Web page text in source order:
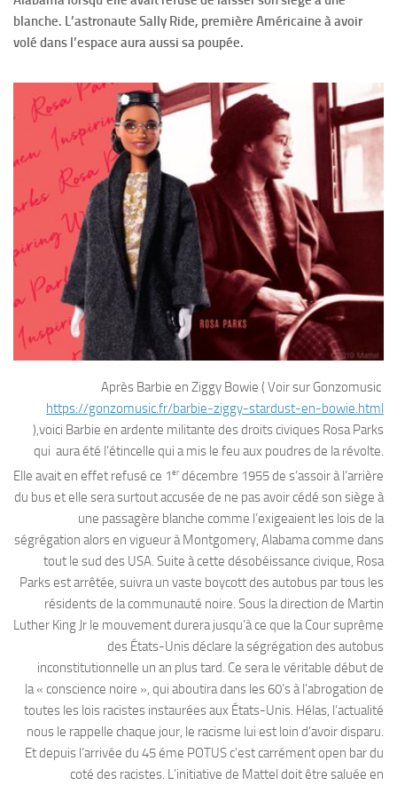
blanche. L’astronaute Sally Ride, première Américaine à avoir
volé dans l’espace aura aussi sa poupée.
Après Barbie en Ziggy Bowie ( Voir sur Gonzomusic
https://gonzomusic.fr/barbie-ziggy-stardust-en-bowie.html
),voici Barbie en ardente militante des droits civiques Rosa Parks
qui aura été l’étincelle qui a mis le feu aux poudres de la révolte.
Elle avait en effet refusé ce 1er décembre 1955 de s’assoir à l’arrière
du bus et elle sera surtout accusée de ne pas avoir cédé son siège à
une passagère blanche comme l’exigeaient les lois de la
ségrégation alors en vigueur à Montgomery, Alabama comme dans
tout le sud des USA. Suite à cette désobéissance civique, Rosa
Parks est arrêtée, suivra un vaste boycott des autobus par tous les
résidents de la communauté noire. Sous la direction de Martin
Luther King Jr le mouvement durera jusqu’à ce que la Cour suprême
des États-Unis déclare la ségrégation des autobus
inconstitutionnelle un an plus tard. Ce sera le véritable début de
la « conscience noire », qui aboutira dans les 60’s à l’abrogation de
toutes les lois racistes instaurées aux États-Unis. Hélas, l’actualité
nous le rappelle chaque jour, le racisme lui est loin d’avoir disparu.
Et depuis l’arrivée du 45 éme POTUS c’est carrément open bar du
coté des racistes. L’initiative de Mattel doit être saluée en